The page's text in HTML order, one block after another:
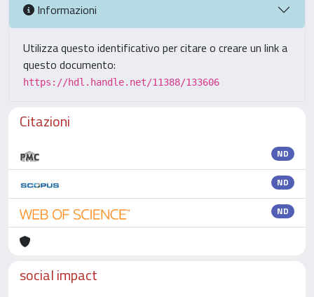
Informazioni
Utilizza questo identificativo per citare o creare un link a
questo documento:
https://hdl.handle.net/11388/133606
Citazioni
ND
ND
ND
social impact